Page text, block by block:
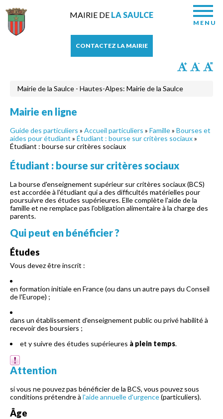
MAIRIE DE LA SAULCE
MENU
CONTACTEZ LA MAIRIE
Mairie de la Saulce - Hautes-Alpes: Mairie de la Saulce
Mairie en ligne
Guide des particuliers » Accueil particuliers » Famille» Bourses et
aides pour étudiant » Étudiant : bourse sur critères sociaux»
Étudiant : bourse sur critères sociaux
Étudiant : bourse sur critères sociaux
La bourse d'enseignement supérieur sur critères sociaux (BCS)
est accordée à l'étudiant qui a des difficultés matérielles pour
poursuivre des études supérieures. Elle complète l'aide de la
famille et ne remplace pas l'obligation alimentaire à la charge des
parents.
Qui peut en bénéficier ?
Études
Vous devez être inscrit :
en formation initiale en France (ou dans un autre pays du Conseil
de l'Europe) ;
dans un établissement d'enseignement public ou privé habilité à
recevoir des boursiers ;
et y suivre des études supérieures à plein temps.
Attention
si vous ne pouvez pas bénéficier de la BCS, vous pouvez sous
conditions prétendre à l'aide annuelle d'urgence(particuliers).
Âge